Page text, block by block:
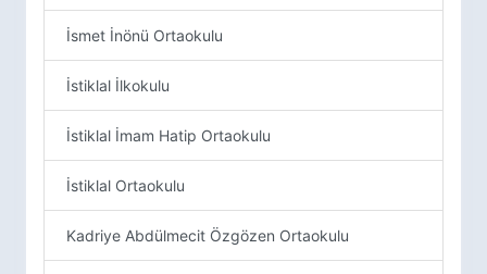
İsmet İnönü Ortaokulu
İstiklal İlkokulu
İstiklal İmam Hatip Ortaokulu
İstiklal Ortaokulu
Kadriye Abdülmecit Özgözen Ortaokulu